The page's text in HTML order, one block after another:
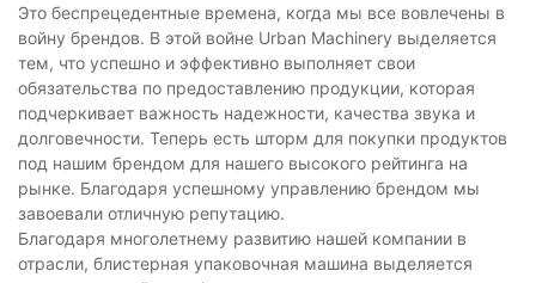
Это беспрецедентные времена, когда мы все вовлечены в
войну брендов. В этой войне Urban Machinery выделяется
тем, что успешно и эффективно выполняет свои
обязательства по предоставлению продукции, которая
подчеркивает важность надежности, качества звука и
долговечности. Теперь есть шторм для покупки продуктов
под нашим брендом для нашего высокого рейтинга на
рынке. Благодаря успешному управлению брендом мы
завоевали отличную репутацию.
Благодаря многолетнему развитию нашей компании в
отрасли, блистерная упаковочная машина выделяется